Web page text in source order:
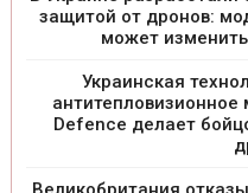
защитой от дронов:
может
Украинская
антитепловизионное
Defence делает